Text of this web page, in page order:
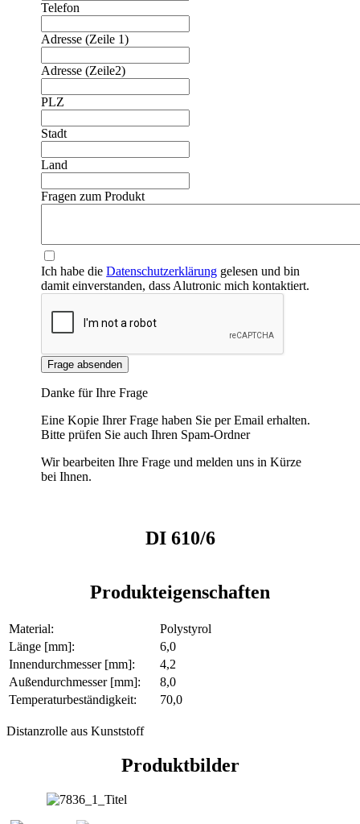
Telefon
Adresse (Zeile 1)
Adresse (Zeile2)
PLZ
Stadt
Land
Fragen zum Produkt
Ich habe dieDatenschutzerklärung gelesen und bin
damit einverstanden, dass Alutronic mich kontaktiert.
Frage absenden
Danke für Ihre Frage
Eine Kopie Ihrer Frage haben Sie per Email erhalten.
Bitte prüfen Sie auch Ihren Spam-Ordner
Wir bearbeiten Ihre Frage und melden uns in Kürze
bei Ihnen.
DI 610/6
Produkteigenschaften
Material:
Polystyrol
Länge [mm]:
6,0
Innendurchmesser [mm]:
4,2
Außendurchmesser [mm]:
8,0
Temperaturbeständigkeit:
70,0
Distanzrolle aus Kunststoff
Produktbilder